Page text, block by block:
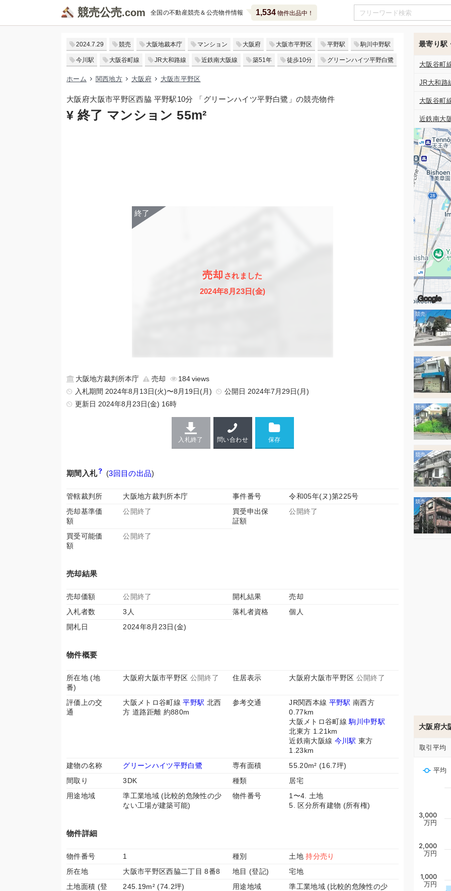
競売公売 全国の不動産競売＆公売物件情報 1,534物件出品中！
2024.7.29 競売 大阪地裁本庁 マンション 大阪府 大阪市平野区 平野駅 駒川中野駅
今川駅 大阪谷町線 JR大和路線 近鉄南大阪線 築51年 徒歩10分 グリーンハイツ平野白鷺
ホーム 関西地方 大阪府 大阪市平野区
大阪府大阪市平野区西脇 平野駅10分 「グリーンハイツ平野白鷺」の競売物件
¥ 終了 マンション 55m²
売却 されました
2024年8月23日(金)
大阪地方裁判所本庁 売却
184
入札期間 2024年8月13日(火)〜8月19日(月)
公開日 2024年7月29日(月)
更新日 2024年8月23日(金) 16時
入札終了 問い合わせ
期間入札 (3回目の出品)
管轄裁判所 大阪地方裁判所本庁 事件番号
令和05年(ヌ)第225号
売却基準価
額
公開終了
買受申出保
証額
公開終了
買受可能価
額
公開終了
売却結果
売却価額 公開終了 開札結果
売却
入札者数
3人 落札者資格
個人
開札日
2024年8月23日(金)
物件概要
所在地 (地
番)
大阪府大阪市平野区 公開終了 住居表示 大阪府大阪市平野区 公開終了
評価上の交
通
大阪メトロ谷町線平野駅 北西
方 道路距離 約880m
参考交通 JR関西本線 平野駅 南西方
0.77km
大阪メトロ谷町線駒川中野駅
北東方 1.21km
近鉄南大阪線 今川駅 東方
1.23km
建物の名称
グリーンハイツ平野白鷺 専有面積
55.20m² (16.7坪)
間取り
3DK 種類
居宅
用途地域
準工業地域 (比較的危険性の少
ない工場が建築可能)
物件番号
1〜4. 土地
5. 区分所有建物 (所有権)
物件詳細
物件番号 1 種別 土地持分売り
所在地
大阪市平野区西脇二丁目 8番8 地目 (登記)
宅地
土地面積 (登
245.19m² (74.2坪) 用途地域
準工業地域 (比較的危険性の少
最寄り駅
大阪谷町
JR大和路
大阪谷町
近鉄南大
Google
大阪府大
取引平均
平均
1,000
万円
2,000
万円
3,000
万円